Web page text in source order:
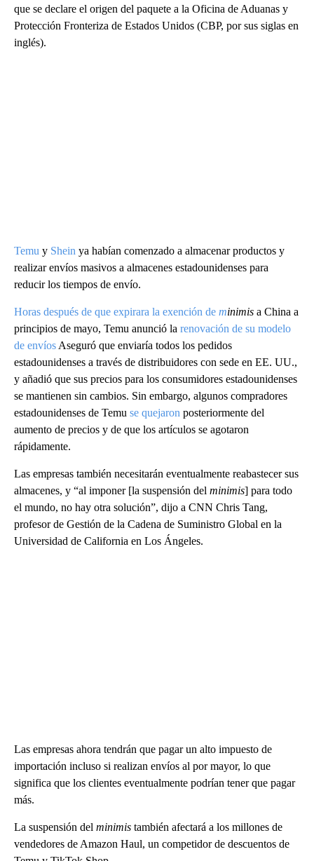
que se declare el origen del paquete a la Oficina de Aduanas y
Protección Fronteriza de Estados Unidos (CBP, por sus siglas en
inglés).
Temu y Shein ya habían comenzado a almacenar productos y
realizar envíos masivos a almacenes estadounidenses para
reducir los tiempos de envío.
Horas después de que expirara la exención de minimis a China a
principios de mayo, Temu anunció la renovación de su modelo
de envíos Aseguró que enviaría todos los pedidos
estadounidenses a través de distribuidores con sede en EE. UU.,
y añadió que sus precios para los consumidores estadounidenses
se mantienen sin cambios. Sin embargo, algunos compradores
estadounidenses de Temu se quejaron posteriormente del
aumento de precios y de que los artículos se agotaron
rápidamente.
Las empresas también necesitarán eventualmente reabastecer sus
almacenes, y “al imponer [la suspensión del minimis] para todo
el mundo, no hay otra solución”, dijo a CNN Chris Tang,
profesor de Gestión de la Cadena de Suministro Global en la
Universidad de California en Los Ángeles.
Las empresas ahora tendrán que pagar un alto impuesto de
importación incluso si realizan envíos al por mayor, lo que
significa que los clientes eventualmente podrían tener que pagar
más.
La suspensión del minimis también afectará a los millones de
vendedores de Amazon Haul, un competidor de descuentos de